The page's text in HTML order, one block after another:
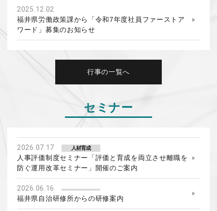
2025.12.02
福井県労働政策課から「令和7年度社員ファーストア
ワード」募集のお知らせ
行事の一覧へ
セミナー
2026.07.17 人材育成
人事評価制度セミナー「評価と育成を両立させ離職を
防ぐ運用改革セミナー」開催のご案内
2026.06.16
福井県自治研修所からの研修案内